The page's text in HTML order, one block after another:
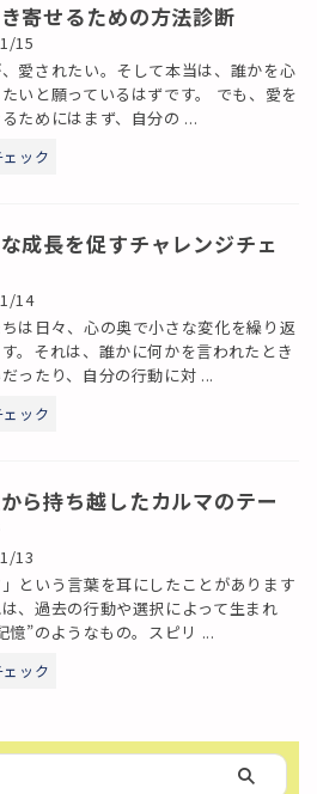
寄せるための方法診断
15
愛されたい。そして本当は、誰かを心
いと願っているはずです。 でも、愛を
ためにはまず、自分の ...
ック
成長を促すチャレンジチェ
14
は日々、心の奥で小さな変化を繰り返
。それは、誰かに何かを言われたとき
ったり、自分の行動に対 ...
ック
ら持ち越したカルマのテー
13
」という言葉を耳にしたことがあります
、過去の行動や選択によって生まれ
憶”のようなもの。スピリ ...
ック